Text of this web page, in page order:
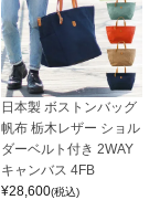
日本製 ボストンバッグ
帆布 栃木レザー ショル
ダーベルト付き 2WAY
キャンバス 4FB
¥28,600(税込)